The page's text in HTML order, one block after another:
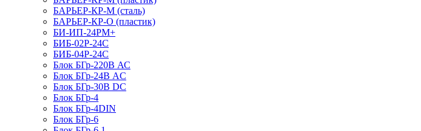
БАРЬЕР-КР-М (сталь)
БАРЬЕР-КР-О (пластик)
БИ-ИП-24РМ+
БИБ-02Р-24С
БИБ-04Р-24С
Блок БГр-220В АС
Блок БГр-24В AC
Блок БГр-30В DC
Блок БГр-4
Блок БГр-4DIN
Блок БГр-6